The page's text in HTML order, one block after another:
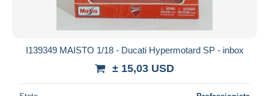
I139349 MAISTO 1/18 - Ducati Hypermotard SP - inbox
± 15,03 USD